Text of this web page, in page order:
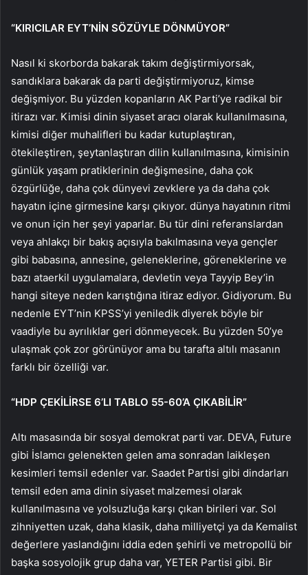
“KIRICILAR EYT’NİN SÖZÜYLE DÖNMÜYOR”
Nasıl ki skorborda bakarak takım değiştirmiyorsak,
sandıklara bakarak da parti değiştirmiyoruz, kimse
değişmiyor. Bu yüzden kopanların AK Parti’ye radikal bir
itirazı var. Kimisi dinin siyaset aracı olarak kullanılmasına,
kimisi diğer muhalifleri bu kadar kutuplaştıran,
ötekileştiren, şeytanlaştıran dilin kullanılmasına, kimisinin
günlük yaşam pratiklerinin değişmesine, daha çok
özgürlüğe, daha çok dünyevi zevklere ya da daha çok
hayatın içine girmesine karşı çıkıyor. dünya hayatının ritmi
ve onun için her şeyi yaparlar. Bu tür dini referanslardan
veya ahlakçı bir bakış açısıyla bakılmasına veya gençler
gibi babasına, annesine, geleneklerine, göreneklerine ve
bazı ataerkil uygulamalara, devletin veya Tayyip Bey’in
hangi siteye neden karıştığına itiraz ediyor. Gidiyorum. Bu
nedenle EYT’nin KPSS’yi yeniledik diyerek böyle bir
vaadiyle bu ayrılıklar geri dönmeyecek. Bu yüzden 50’ye
ulaşmak çok zor görünüyor ama bu tarafta altılı masanın
farklı bir özelliği var.
“HDP ÇEKİLİRSE 6’LI TABLO 55-60’A ÇIKABİLİR”
Altı masasında bir sosyal demokrat parti var. DEVA, Future
gibi İslamcı gelenekten gelen ama sonradan laikleşen
kesimleri temsil edenler var. Saadet Partisi gibi dindarları
temsil eden ama dinin siyaset malzemesi olarak
kullanılmasına ve yolsuzluğa karşı çıkan birileri var. Sol
zihniyetten uzak, daha klasik, daha milliyetçi ya da Kemalist
değerlere yaslandığını iddia eden şehirli ve metropollü bir
başka sosyolojik grup daha var, YETER Partisi gibi. Bir